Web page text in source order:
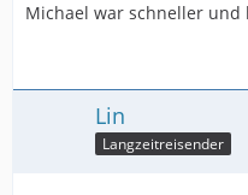
Michael war schneller und
Lin
Langzeitreisender